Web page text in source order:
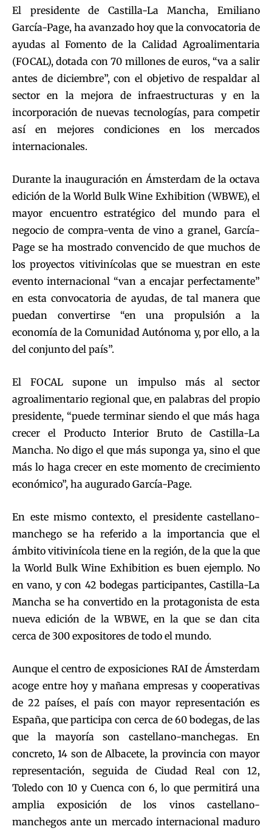
El presidente de Castilla-La Mancha, Emiliano
García-Page, ha avanzado hoy que la convocatoria de
ayudas al Fomento de la Calidad Agroalimentaria
(FOCAL), dotada con 70 millones de euros, “va a salir
antes de diciembre”, con el objetivo de respaldar al
sector en la mejora de infraestructuras y en la
incorporación de nuevas tecnologías, para competir
así en mejores condiciones en los mercados
internacionales.
Durante la inauguración en Ámsterdam de la octava
edición de la World Bulk Wine Exhibition (WBWE), el
mayor encuentro estratégico del mundo para el
negocio de compra-venta de vino a granel, García-
Page se ha mostrado convencido de que muchos de
los proyectos vitivinícolas que se muestran en este
evento internacional “van a encajar perfectamente”
en esta convocatoria de ayudas, de tal manera que
puedan convertirse “en una propulsión a la
economía de la Comunidad Autónoma y, por ello, a la
del conjunto del país”.
El FOCAL supone un impulso más al sector
agroalimentario regional que, en palabras del propio
presidente, “puede terminar siendo el que más haga
crecer el Producto Interior Bruto de Castilla-La
Mancha. No digo el que más suponga ya, sino el que
más lo haga crecer en este momento de crecimiento
económico”, ha augurado García-Page.
En este mismo contexto, el presidente castellano-
manchego se ha referido a la importancia que el
ámbito vitivinícola tiene en la región, de la que la que
la World Bulk Wine Exhibition es buen ejemplo. No
en vano, y con 42 bodegas participantes, Castilla-La
Mancha se ha convertido en la protagonista de esta
nueva edición de la WBWE, en la que se dan cita
cerca de 300 expositores de todo el mundo.
Aunque el centro de exposiciones RAI de Ámsterdam
acoge entre hoy y mañana empresas y cooperativas
de 22 países, el país con mayor representación es
España, que participa con cerca de 60 bodegas, de las
que la mayoría son castellano-manchegas. En
concreto, 14 son de Albacete, la provincia con mayor
representación, seguida de Ciudad Real con 12,
Toledo con 10 y Cuenca con 6, lo que permitirá una
amplia exposición de los vinos castellano-
manchegos ante un mercado internacional maduro